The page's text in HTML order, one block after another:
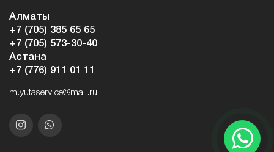
Алматы
+7 (705) 385 65 65
+7 (705) 573-30-40
Астана
+7 (776) 911 01 11
m.yutaservice@mail.ru